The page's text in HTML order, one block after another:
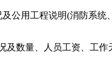
公用工程说明(消防系
及数量、人员工资、工作